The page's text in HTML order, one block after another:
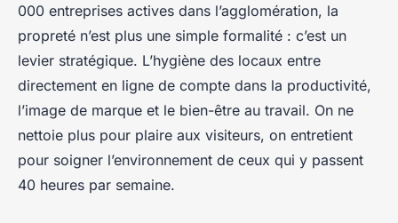
000 entreprises actives dans l’agglomération, la
propreté n’est plus une simple formalité : c’est un
levier stratégique. L’hygiène des locaux entre
directement en ligne de compte dans la productivité,
l’image de marque et le bien-être au travail. On ne
nettoie plus pour plaire aux visiteurs, on entretient
pour soigner l’environnement de ceux qui y passent
40 heures par semaine.